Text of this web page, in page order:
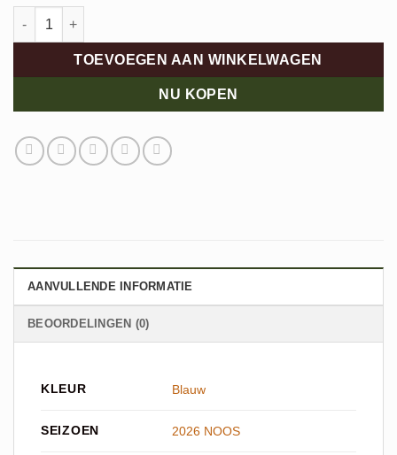
Lowa Innox Pro GTX Mid aantal
TOEVOEGEN AAN WINKELWAGEN
NU KOPEN
AANVULLENDE INFORMATIE
BEOORDELINGEN (0)
KLEUR Blauw
SEIZOEN 2026 NOOS